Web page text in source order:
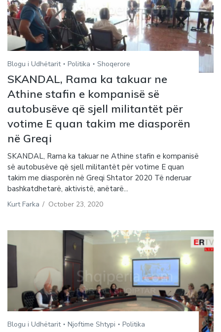
Blogu i Udhëtarit Politika Shoqerore
SKANDAL, Rama ka takuar ne
Athine stafin e kompanisë së
autobusëve që sjell militantët për
votime E quan takim me diasporën
në Greqi
SKANDAL, Rama ka takuar ne Athine stafin e kompanisë
së autobusëve që sjell militantët për votime E quan
takim me diasporën në Greqi Shtator 2020 Të nderuar
bashkatdhetarë, aktivistë, anëtarë...
Kurt Farka / October 23, 2020
Blogu i Udhëtarit Njoftime Shtypi Politika